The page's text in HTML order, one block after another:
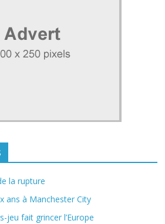
la rupture
ans à Manchester City
jeu fait grincer l’Europe